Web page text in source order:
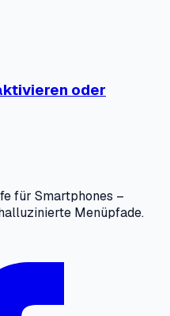
oder
für Smartphones –
Menüpfade.